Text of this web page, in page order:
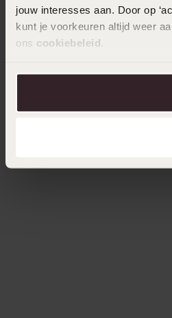
jouw interesses aan. Door op
kunt je voorkeuren altijd weer
ons cookiebeleid.